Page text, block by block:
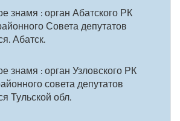
знамя : орган Абатского РК
Совета депутатов
Абатск.
знамя : орган Узловского РК
совета депутатов
Тульской обл.